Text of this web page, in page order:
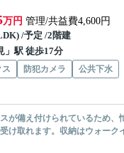
万円 管理/共益費4,600円
/予定 /2階建
」駅 徒歩17分
ス 防犯カメラ
公共下水
が備え付けられているため、
け取れます。収納はウォーク